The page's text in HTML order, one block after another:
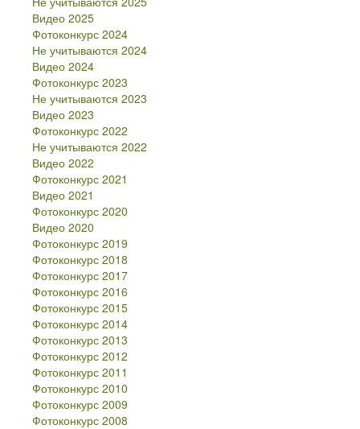
Не учитываются 2024
Видео 2024
Фотоконкурс 2023
Не учитываются 2023
Видео 2023
Фотоконкурс 2022
Не учитываются 2022
Видео 2022
Фотоконкурс 2021
Видео 2021
Фотоконкурс 2020
Видео 2020
Фотоконкурс 2019
Фотоконкурс 2018
Фотоконкурс 2017
Фотоконкурс 2016
Фотоконкурс 2015
Фотоконкурс 2014
Фотоконкурс 2013
Фотоконкурс 2012
Фотоконкурс 2011
Фотоконкурс 2010
Фотоконкурс 2009
Фотоконкурс 2008
Видео 2025
Фотоконкурс 2024
Не учитываются 2024
Видео 2024
Фотоконкурс 2023
Не учитываются 2023
Видео 2023
Фотоконкурс 2022
Не учитываются 2022
Видео 2022
Фотоконкурс 2021
Видео 2021
Фотоконкурс 2020
Видео 2020
Фотоконкурс 2019
Фотоконкурс 2018
Фотоконкурс 2017
Фотоконкурс 2016
Фотоконкурс 2015
Фотоконкурс 2014
Фотоконкурс 2013
Фотоконкурс 2012
Фотоконкурс 2011
Фотоконкурс 2010
Фотоконкурс 2009
Фотоконкурс 2008